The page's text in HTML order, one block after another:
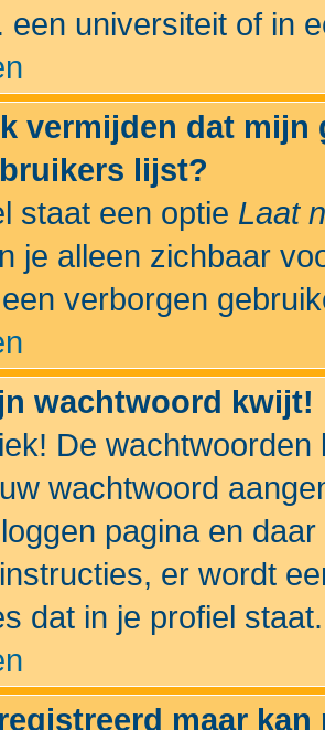
een universiteit of in
vermijden dat
lijst?
staat een optie Laat
je alleen zichbaar
verborgen
wachtwoord kwijt!
De
wachtwoord
pagina en
er wordt
dat in je profiel staat.
maar